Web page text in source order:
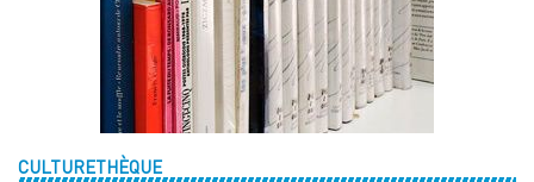
CULTURETHÈQUE